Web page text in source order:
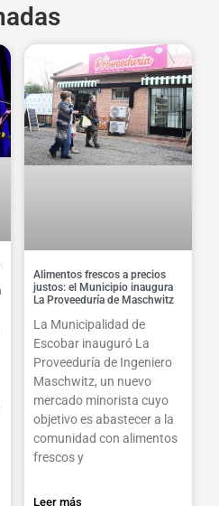
Alimentos frescos a precios
justos: el Municipio inaugura
La Proveeduría de Maschwitz
La Municipalidad de
Escobar inauguró La
Proveeduría de Ingeniero
Maschwitz, un nuevo
mercado minorista cuyo
objetivo es abastecer a la
comunidad con alimentos
frescos y
Leer más